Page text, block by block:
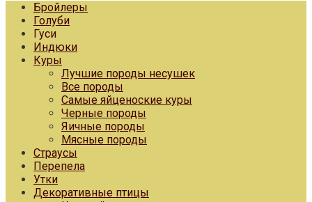
Бройлеры
Голуби
Гуси
Индюки
Куры
Лучшие породы несушек
Все породы
Самые яйценоские куры
Черные породы
Яичные породы
Мясные породы
Страусы
Перепела
Утки
Декоративные птицы